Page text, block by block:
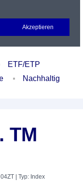
Login
ETF/ETP
Nachhaltig
TM
04ZT | Typ: Index
Akzeptieren